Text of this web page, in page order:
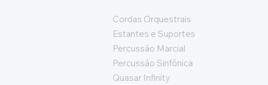
Cordas Orquestrais
Estantes e Suportes
Percussão Marcial
Percussão Sinfônica
Quasar Infinity